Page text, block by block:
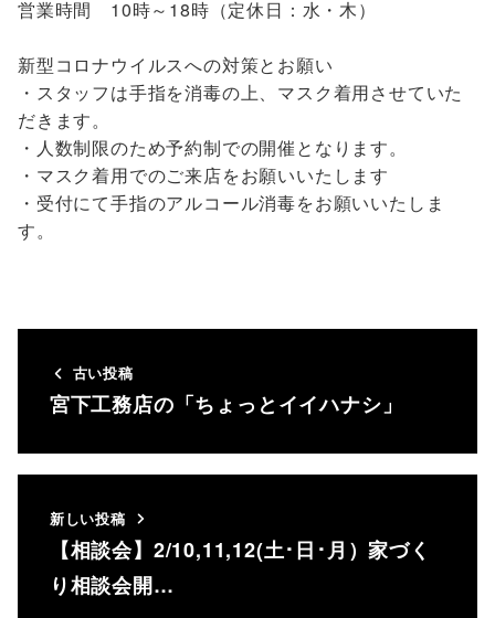
営業時間 10時～18時（定休日：水・木）
新型コロナウイルスへの対策とお願い
・スタッフは手指を消毒の上、マスク着用させていた
だきます。
・人数制限のため予約制での開催となります。
・マスク着用でのご来店をお願いいたします
・受付にて手指のアルコール消毒をお願いいたしま
す。
古い投稿
宮下工務店の「ちょっとイイハナシ」
新しい投稿
【相談会】2/10,11,12(土･日･月）家づく
り相談会開…